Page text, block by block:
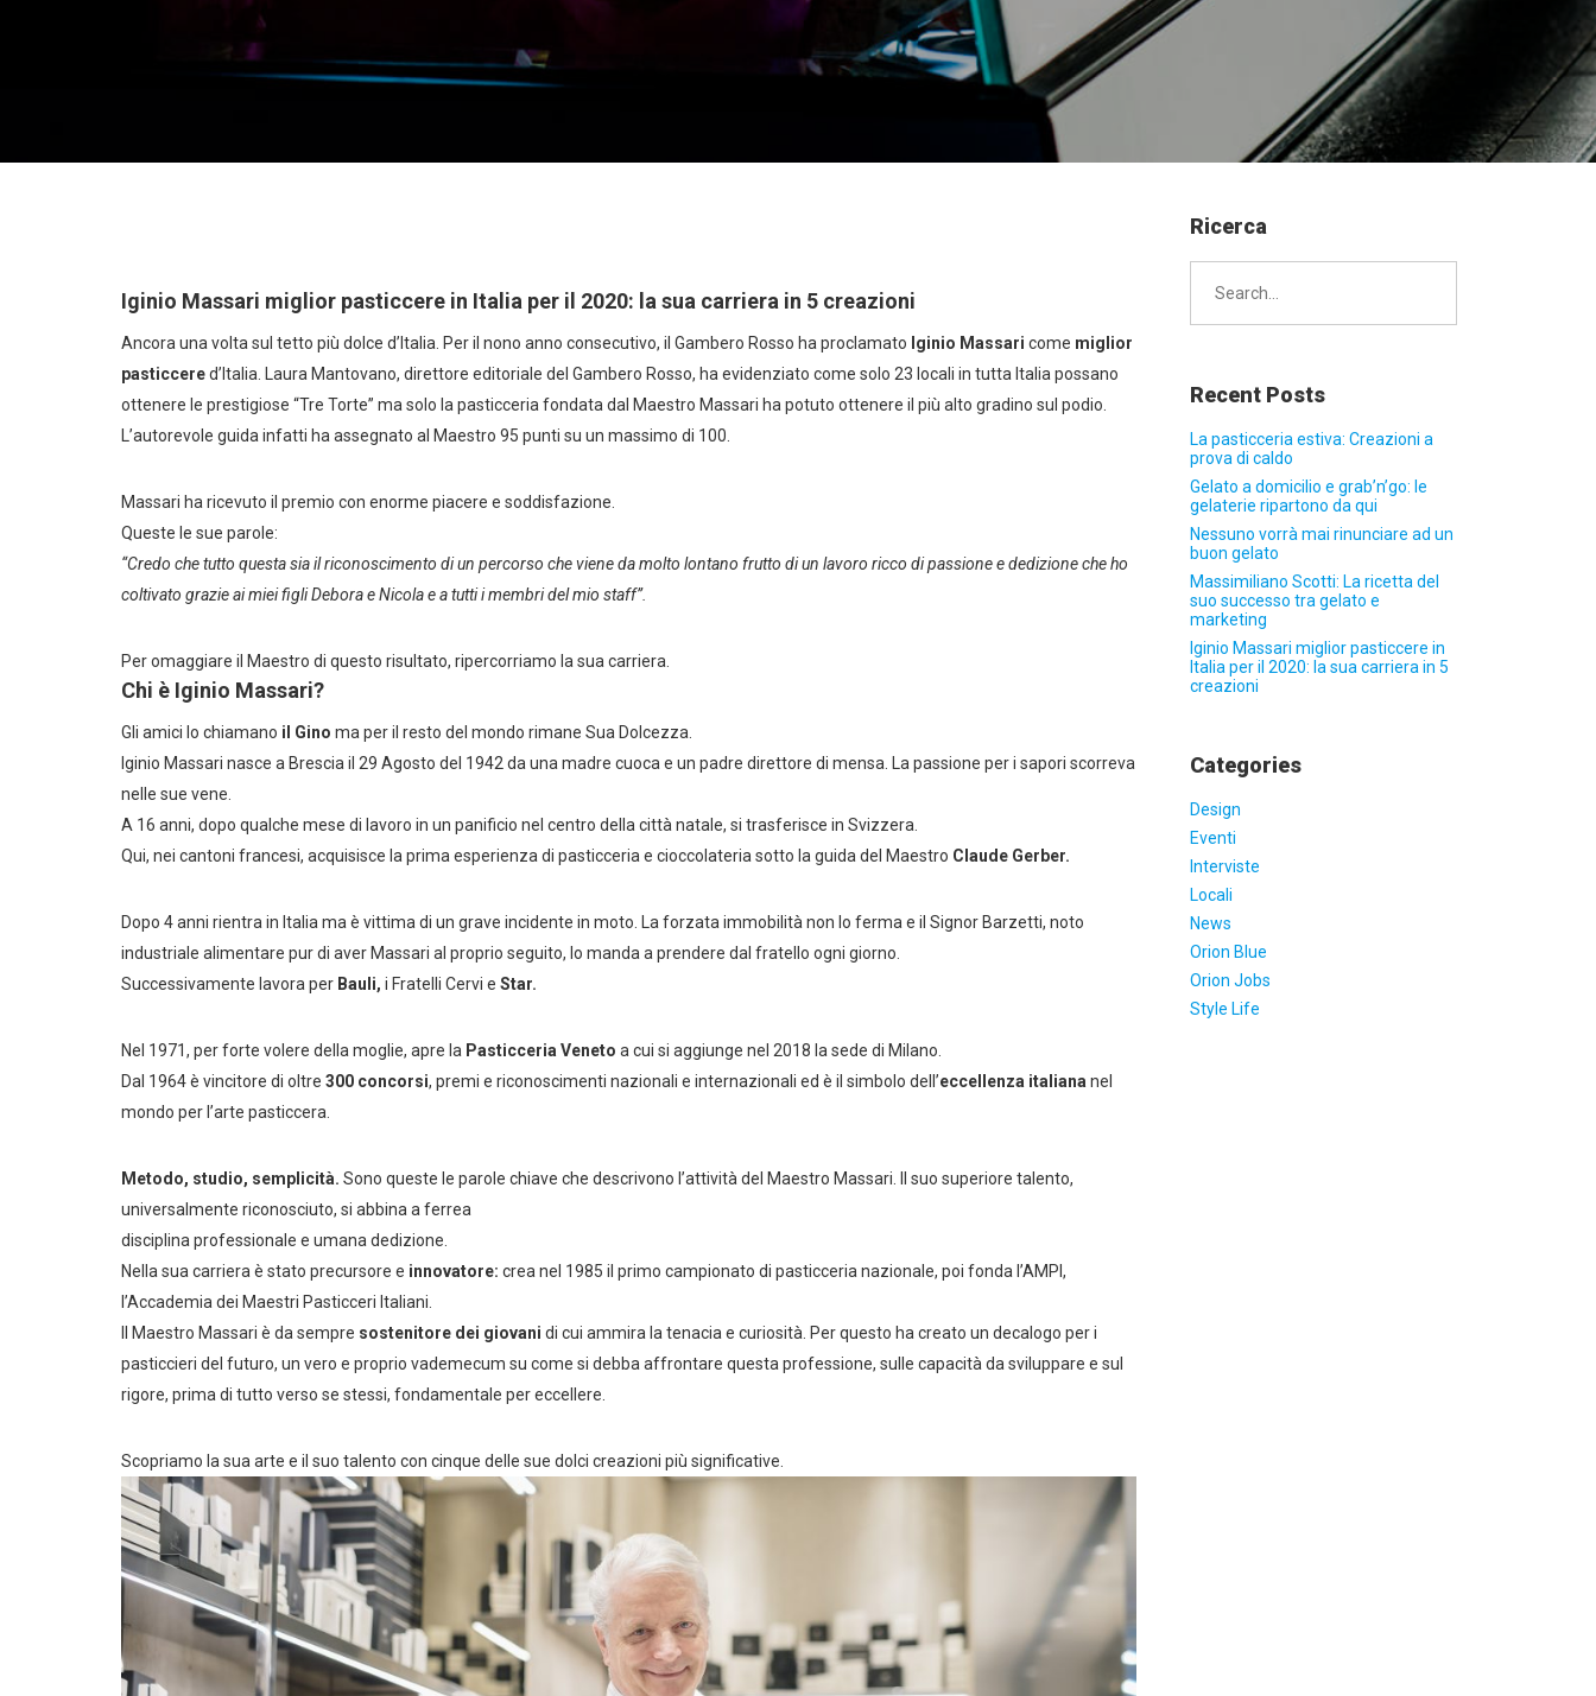
Iginio Massari miglior pasticcere in Italia per il 2020: la sua carriera in 5 creazioni
Ancora una volta sul tetto più dolce d’Italia. Per il nono anno consecutivo, il Gambero Rosso ha proclamato Iginio Massari come miglior
pasticcered’Italia. Laura Mantovano, direttore editoriale del Gambero Rosso, ha evidenziato come solo 23 locali in tutta Italia possano
ottenere le prestigiose “Tre Torte” ma solo la pasticceria fondata dal Maestro Massari ha potuto ottenere il più alto gradino sul podio.
L’autorevole guida infatti ha assegnato al Maestro 95 punti su un massimo di 100.
Massari ha ricevuto il premio con enorme piacere e soddisfazione.
Queste le sue parole:
“Credo che tutto questa sia il riconoscimento di un percorso che viene da molto lontano frutto di un lavoro ricco di passione e dedizione che ho
coltivato grazie ai miei figli Debora e Nicola e a tutti i membri del mio staff”.
Per omaggiare il Maestro di questo risultato, ripercorriamo la sua carriera.
Chi è Iginio Massari?
Gli amici lo chiamano il Gino ma per il resto del mondo rimane Sua Dolcezza.
Iginio Massari nasce a Brescia il 29 Agosto del 1942 da una madre cuoca e un padre direttore di mensa. La passione per i sapori scorreva
nelle sue vene.
A 16 anni, dopo qualche mese di lavoro in un panificio nel centro della città natale, si trasferisce in Svizzera.
Qui, nei cantoni francesi, acquisisce la prima esperienza di pasticceria e cioccolateria sotto la guida del Maestro Claude Gerber.
Dopo 4 anni rientra in Italia ma è vittima di un grave incidente in moto. La forzata immobilità non lo ferma e il Signor Barzetti, noto
industriale alimentare pur di aver Massari al proprio seguito, lo manda a prendere dal fratello ogni giorno.
Successivamente lavora per Bauli, i Fratelli Cervi e Star.
Nel 1971, per forte volere della moglie, apre la Pasticceria Veneto a cui si aggiunge nel 2018 la sede di Milano.
Dal 1964 è vincitore di oltre 300 concorsi, premi e riconoscimenti nazionali e internazionali ed è il simbolo dell’eccellenza italiana nel
mondo per l’arte pasticcera.
Metodo, studio, semplicità. Sono queste le parole chiave che descrivono l’attività del Maestro Massari. Il suo superiore talento,
universalmente riconosciuto, si abbina a ferrea
disciplina professionale e umana dedizione.
Nella sua carriera è stato precursore e innovatore: crea nel 1985 il primo campionato di pasticceria nazionale, poi fonda l’AMPI,
l’Accademia dei Maestri Pasticceri Italiani.
Il Maestro Massari è da sempre sostenitore dei giovani di cui ammira la tenacia e curiosità. Per questo ha creato un decalogo per i
pasticcieri del futuro, un vero e proprio vademecum su come si debba affrontare questa professione, sulle capacità da sviluppare e sul
rigore, prima di tutto verso se stessi, fondamentale per eccellere.
Scopriamo la sua arte e il suo talento con cinque delle sue dolci creazioni più significative.
Ricerca
Recent Posts
La pasticceria estiva: Creazioni a
prova di caldo
Gelato a domicilio e grab’n’go: le
gelaterie ripartono da qui
Nessuno vorrà mai rinunciare ad un
buon gelato
Massimiliano Scotti: La ricetta del
suo successo tra gelato e
marketing
Iginio Massari miglior pasticcere in
Italia per il 2020: la sua carriera in 5
creazioni
Categories
Design
Eventi
Interviste
Locali
News
Orion Blue
Orion Jobs
Style Life